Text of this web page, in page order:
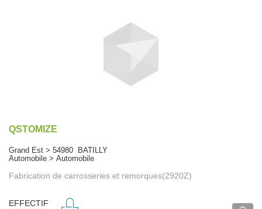
QSTOMIZE
Grand Est > 54980 BATILLY
Automobile > Automobile
Fabrication de carrosseries et remorques(2920Z)
EFFECTIF